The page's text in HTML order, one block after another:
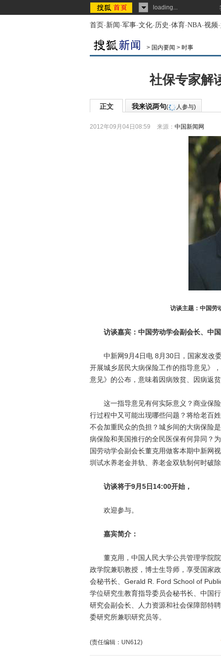
loading...
首页-新闻-军事-文化-历史-体育-NBA-视频-
> 国内要闻 > 时事
社保专家解
正文 我来说两句( 人参与)
2012年09月04日08:59 来源： 中国新闻网
访谈主题：中国劳
访谈嘉宾：中国劳动学会副会长、中
中新网9月4日电 8月30日，国家发改委
开展城乡居民大病保险工作的指导意见》
意见》的公布，意味着因病致贫、因病返
这一指导意见有何实际意义？商业保险
行过程中又可能出现哪些问题？将给老百
不会加重民众的负担？城乡间的大病保险
病保险和美国推行的全民医保有何异同？
国劳动学会副会长董克用做客本期中新网
圳试水养老金并轨、养老金双轨制何时破
访谈将于9月5日14:00开始，
欢迎参与。
嘉宾简介：
董克用，中国人民大学公共管理学院院
政学院兼职教授，博士生导师，享受国家
会秘书长、Gerald R. Ford School of
学位研究生教育指导委员会秘书长、中国
研究会副会长、人力资源和社会保障部特
委研究所兼职研究员等。
(责任编辑：UN612)